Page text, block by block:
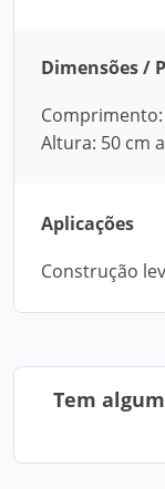
Dimensões /
Comprimento:
Altura: 50 cm
Aplicações
Construção
Tem